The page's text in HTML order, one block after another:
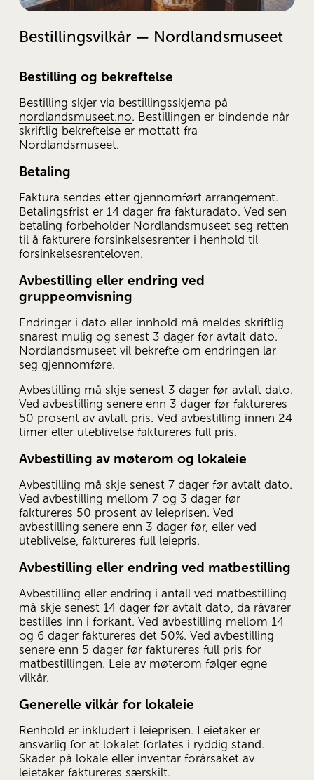
Bestillingsvilkår — Nordlandsmuseet
Bestilling og bekreftelse
nordlandsmuseet.no. Bestillingen er bindende når
skriftlig bekreftelse er mottatt fra
Nordlandsmuseet.
Betaling
Faktura sendes etter gjennomført arrangement.
Betalingsfrist er 14 dager fra fakturadato. Ved sen
betaling forbeholder Nordlandsmuseet seg retten
til å fakturere forsinkelsesrenter i henhold til
forsinkelsesrenteloven.
Avbestilling eller endring ved
gruppeomvisning
Endringer i dato eller innhold må meldes skriftlig
snarest mulig og senest 3 dager før avtalt dato.
Nordlandsmuseet vil bekrefte om endringen lar
seg gjennomføre.
Avbestilling må skje senest 3 dager før avtalt dato.
Ved avbestilling senere enn 3 dager før faktureres
50 prosent av avtalt pris. Ved avbestilling innen 24
timer eller uteblivelse faktureres full pris.
Avbestilling av møterom og lokaleie
Avbestilling må skje senest 7 dager før avtalt dato.
Ved avbestilling mellom 7 og 3 dager før
faktureres 50 prosent av leieprisen. Ved
avbestilling senere enn 3 dager før, eller ved
uteblivelse, faktureres full leiepris.
Avbestilling eller endring ved matbestilling
Avbestilling eller endring i antall ved matbestilling
må skje senest 14 dager før avtalt dato, da råvarer
bestilles inn i forkant. Ved avbestilling mellom 14
og 6 dager faktureres det 50%. Ved avbestilling
senere enn 5 dager før faktureres full pris for
matbestillingen. Leie av møterom følger egne
vilkår.
Generelle vilkår for lokaleie
Renhold er inkludert i leieprisen. Leietaker er
ansvarlig for at lokalet forlates i ryddig stand.
Skader på lokale eller inventar forårsaket av
leietaker faktureres særskilt.